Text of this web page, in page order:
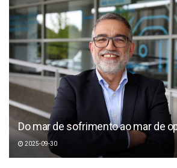
Do mar de sofrimento ao mar de
2025-09-30